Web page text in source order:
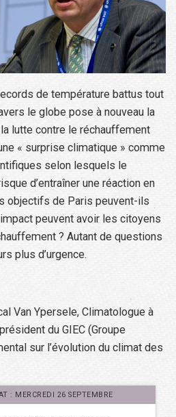
de température battus tout
le globe pose à nouveau la
lutte contre le réchauffement
« surprise climatique » comme
selon lesquels le
d’entraîner une réaction en
objectifs de Paris peuvent-ils
peuvent avoir les citoyens
? Autant de questions
plus d’urgence.
Van Ypersele, Climatologue à
du GIEC (Groupe
sur l’évolution du climat des
: MERCREDI 26 SEPTEMBRE